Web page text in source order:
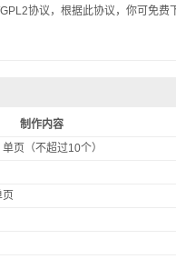
协议，根据此协议，你可免费
制作内容
页（不超过10个）